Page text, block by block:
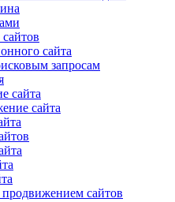
сайта
запросам
сайта
сайта
сайтов